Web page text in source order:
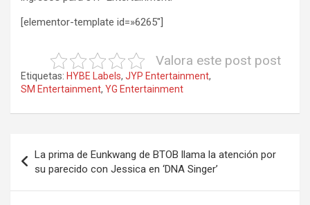
[elementor-template id=»6265″]
Valora este post post
Etiquetas: HYBE Labels, JYP Entertainment,
SM Entertainment, YG Entertainment
de
entradas
La prima de Eunkwang de BTOB llama la atención por
su parecido con Jessica en ‘DNA Singer’